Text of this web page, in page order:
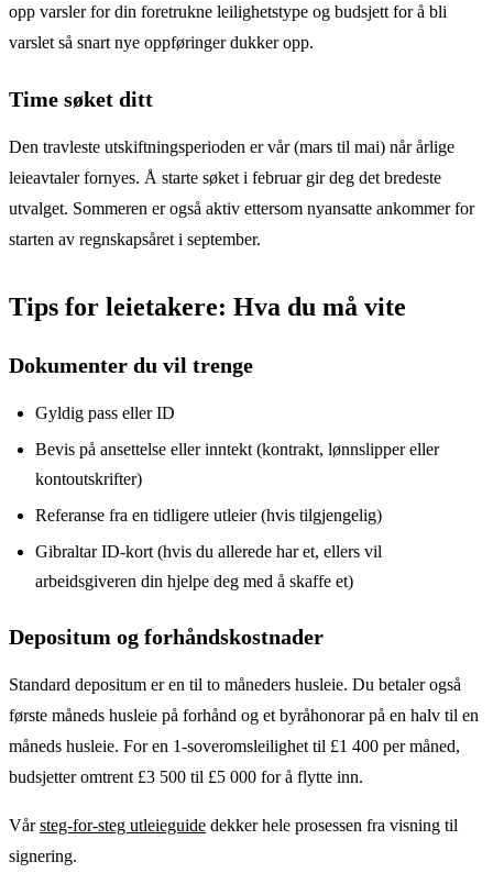
opp varsler for din foretrukne leilighetstype og budsjett for å bli
varslet så snart nye oppføringer dukker opp.
Time søket ditt
Den travleste utskiftningsperioden er vår (mars til mai) når årlige
leieavtaler fornyes. Å starte søket i februar gir deg det bredeste
utvalget. Sommeren er også aktiv ettersom nyansatte ankommer for
starten av regnskapsåret i september.
Tips for leietakere: Hva du må vite
Dokumenter du vil trenge
Gyldig pass eller ID
Bevis på ansettelse eller inntekt (kontrakt, lønnslipper eller
kontoutskrifter)
Referanse fra en tidligere utleier (hvis tilgjengelig)
Gibraltar ID-kort (hvis du allerede har et, ellers vil
arbeidsgiveren din hjelpe deg med å skaffe et)
Depositum og forhåndskostnader
Standard depositum er en til to måneders husleie. Du betaler også
første måneds husleie på forhånd og et byråhonorar på en halv til en
måneds husleie. For en 1-soveromsleilighet til £1 400 per måned,
budsjetter omtrent £3 500 til £5 000 for å flytte inn.
Vårsteg-for-steg utleieguide dekker hele prosessen fra visning til
signering.